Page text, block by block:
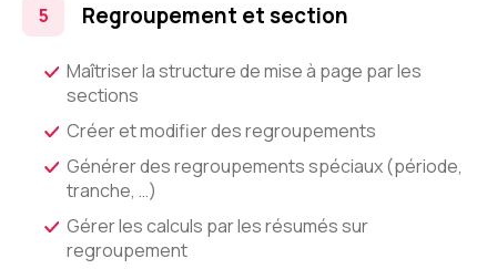
Regroupement et section
Maîtriser la structure de mise à page par les
sections
Créer et modifier des regroupements
Générer des regroupements spéciaux (période,
tranche, …)
Gérer les calculs par les résumés sur
regroupement